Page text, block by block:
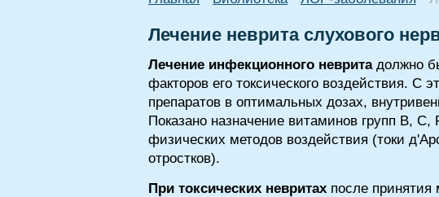
Лечение неврита слухового
Лечение инфекционного невритадолжно
факторов его токсического воздействия. С
препаратов в оптимальных дозах,
Показано назначение витаминов групп В,
физических методов воздействия (токи
отростков).
При токсических невритах после принятия